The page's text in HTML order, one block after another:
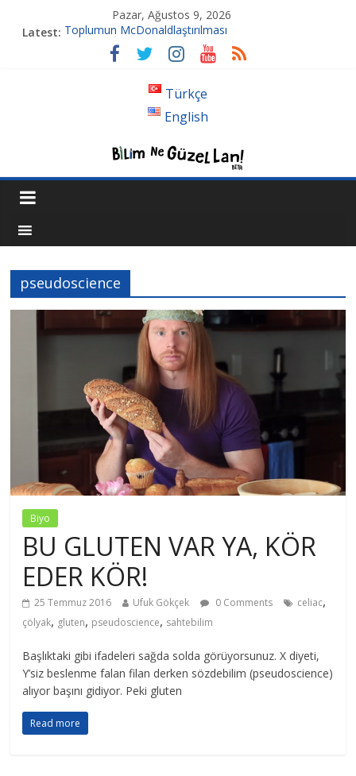
Pazar, Ağustos 9, 2026
Latest: Toplumun McDonaldlaştırılması
Tansiyon İlacı Derken Nerelere Geldik
Genetiği Değiştirilmiş Sivrisinekler Florida’da
Ahlakın Karanlık Yüzü: Şiddet ve Sosyopolitik İnançlar
Acı Kaybımız Pınar Boyraz
Türkçe
English
pseudoscience
Biyo
BU GLUTEN VAR YA, KÖR
EDER KÖR!
25 Temmuz 2016 Ufuk Gökçek 0 Comments celiac,
çölyak, gluten, pseudoscience, sahtebilim
Başlıktaki gibi ifadeleri sağda solda görüyorsunuz. X diyeti,
Y’siz beslenme falan filan derken sözdebilim (pseudoscience)
alıyor başını gidiyor. Peki gluten
Read more